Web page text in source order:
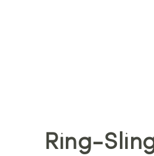
Ring-